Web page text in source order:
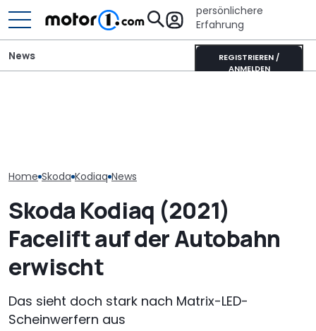
persönlichere
Erfahrung
REGISTRIEREN /
ANMELDEN
News
Home Skoda Kodiaq News
Skoda Kodiaq (2021)
Facelift auf der Autobahn
erwischt
Das sieht doch stark nach Matrix-LED-
Scheinwerfern aus